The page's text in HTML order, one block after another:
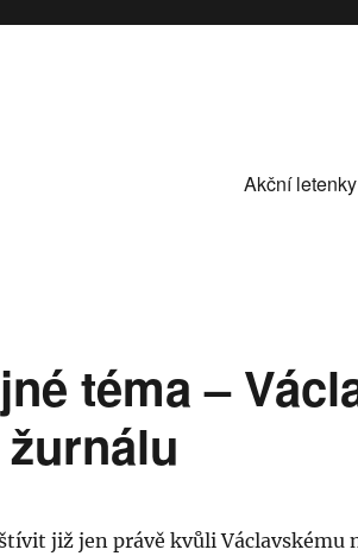
Akční letenky
téma –
již jen právě kvůli Václavskému